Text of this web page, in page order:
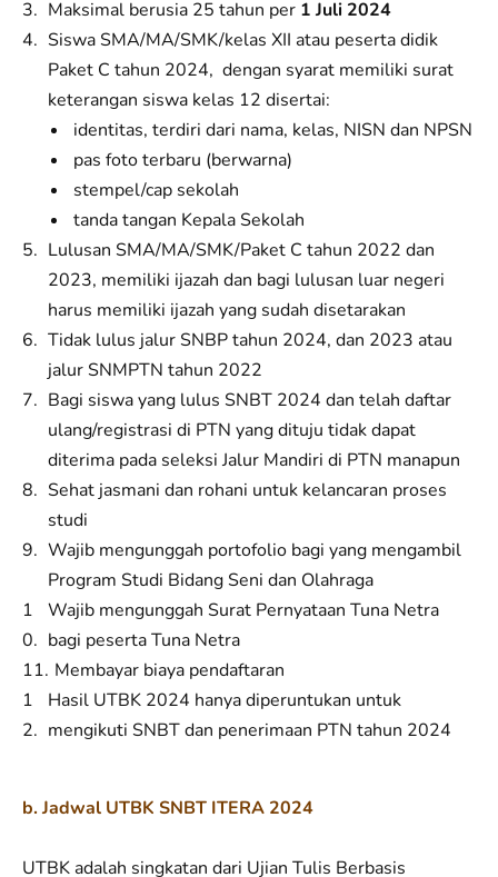
Maksimal berusia 25 tahun per 1 Juli 2024
Siswa SMA/MA/SMK/kelas XII atau peserta didik
Paket C tahun 2024, dengan syarat memiliki surat
keterangan siswa kelas 12 disertai:
identitas, terdiri dari nama, kelas, NISN dan NPSN
pas foto terbaru (berwarna)
stempel/cap sekolah
tanda tangan Kepala Sekolah
Lulusan SMA/MA/SMK/Paket C tahun 2022 dan
2023, memiliki ijazah dan bagi lulusan luar negeri
harus memiliki ijazah yang sudah disetarakan
Tidak lulus jalur SNBP tahun 2024, dan 2023 atau
jalur SNMPTN tahun 2022
Bagi siswa yang lulus SNBT 2024 dan telah daftar
ulang/registrasi di PTN yang dituju tidak dapat
diterima pada seleksi Jalur Mandiri di PTN manapun
Sehat jasmani dan rohani untuk kelancaran proses
studi
Wajib mengunggah portofolio bagi yang mengambil
Program Studi Bidang Seni dan Olahraga
Wajib mengunggah Surat Pernyataan Tuna Netra
bagi peserta Tuna Netra
Membayar biaya pendaftaran
Hasil UTBK 2024 hanya diperuntukan untuk
mengikuti SNBT dan penerimaan PTN tahun 2024
b. Jadwal UTBK SNBT ITERA 2024
UTBK adalah singkatan dari Ujian Tulis Berbasis